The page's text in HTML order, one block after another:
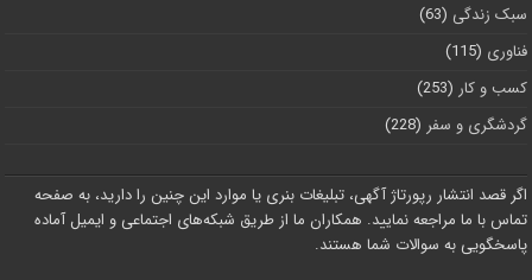
سبک زندگی (63)
فناوری (115)
کسب و کار (253)
گردشگری و سفر (228)
اگر قصد انتشار رپورتاژ آگهی، تبلیغات بنری یا موارد این چنین را دارید، به صفحه
تماس با ما مراجعه نمایید. همکاران ما از طریق شبکه‌های اجتماعی و ایمیل آماده
پاسخگویی به سوالات شما هستند.